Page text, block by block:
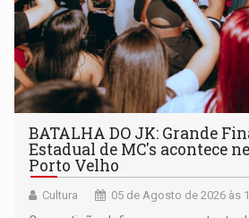
BATALHA DO JK: Grande
Estadual de MC's acontece
Porto Velho
Cultura 05 de Agosto de 2026 às